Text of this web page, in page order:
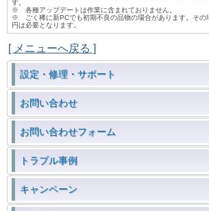
す。
※ 各種アップデートは作業に含まれておりません。
※ ごく稀に新PCでも初期不良の品物の場合があります。その
円は必要となります。
[ メニューへ戻る ]
設定・修理・サポート
お問い合わせ
お問い合わせフォーム
トラブル事例
キャンペーン